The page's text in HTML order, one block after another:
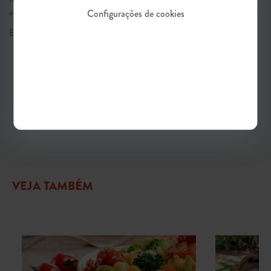
Configurações de cookies
amanhã.
Clique para baixar o Guia gratuitamente e disponível na íntegra.
Em dúvida sobre algum termo desta matéria?
VEJA TAMBÉM